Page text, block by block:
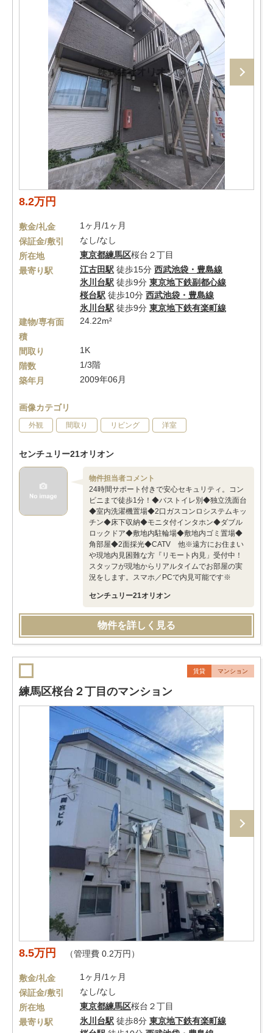
8.2万円
敷金/礼金
1ヶ月/1ヶ月
保証金/敷引
なし/なし
所在地
東京都練馬区桜台２丁目
最寄り駅
江古田駅 徒歩15分 西武池袋・豊島線
氷川台駅 徒歩9分 東京地下鉄副都心線
桜台駅 徒歩10分 西武池袋・豊島線
氷川台駅 徒歩9分 東京地下鉄有楽町線
建物/専有面
積
24.22m²
間取り
1K
階数
1/3階
築年月
2009年06月
画像カテゴリ
外観 間取り リビング 洋室
センチュリー21オリオン
物件担当者コメント
24時間サポート付きで安心セキュリティ。コン
ビニまで徒歩1分！◆バストイレ別◆独立洗面台
◆室内洗濯機置場◆2口ガスコンロシステムキッ
チン◆床下収納◆モニタ付インタホン◆ダブル
ロックドア◆敷地内駐輪場◆敷地内ゴミ置場◆
角部屋◆2面採光◆CATV 他※遠方にお住まい
や現地内見困難な方『リモート内見」受付中！
スタッフが現地からリアルタイムでお部屋の実
況をします。スマホ／PCで内見可能です※
センチュリー21オリオン
物件を詳しく見る
賃貸 マンション
練馬区桜台２丁目のマンション
8.5万円 （管理費 0.2万円）
敷金/礼金
1ヶ月/1ヶ月
保証金/敷引
なし/なし
所在地
東京都練馬区桜台２丁目
最寄り駅
氷川台駅 徒歩8分 東京地下鉄有楽町線